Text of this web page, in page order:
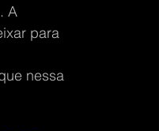
A
para
nessa